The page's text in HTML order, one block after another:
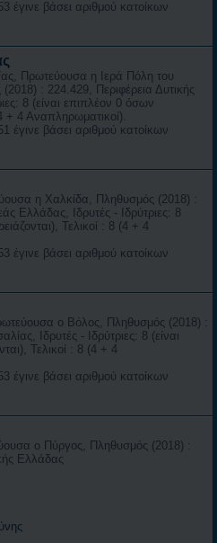
έγινε βάσει αριθμού κατοίκων
Πρωτεύουσα η Ιερά Πόλη του
: 224.429, Περιφέρεια Δυτικής
8 (είναι επιπλέον 0 όσων
+ 4 Αναπληρωματικοί).
έγινε βάσει αριθμού κατοίκων
η Χαλκίδα, Πληθυσμός (2018) :
Ελλάδας, Ιδρυτές - Ιδρύτριες: 8
Τελικοί : 8 (4 + 4
έγινε βάσει αριθμού κατοίκων
ο Βόλος, Πληθυσμός (2018) :
Ιδρυτές - Ιδρύτριες: 8 (είναι
Τελικοί : 8 (4 + 4
έγινε βάσει αριθμού κατοίκων
ο Πύργος, Πληθυσμός (2018) :
Ελλάδας